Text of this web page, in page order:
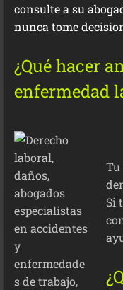
consulte a su
nunca tome
¿Qué hacer
enfermedad
Tu
Si